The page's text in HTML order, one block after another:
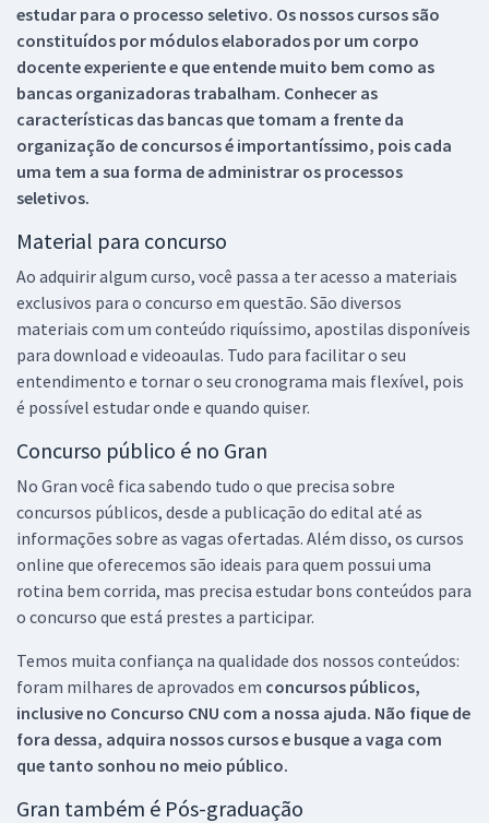
estudar para o processo seletivo. Os nossos cursos são
constituídos por módulos elaborados por um corpo
docente experiente e que entende muito bem como as
bancas organizadoras trabalham. Conhecer as
características das bancas que tomam a frente da
organização de concursos é importantíssimo, pois cada
uma tem a sua forma de administrar os processos
seletivos.
Material para concurso
Ao adquirir algum curso, você passa a ter acesso a materiais
exclusivos para o concurso em questão. São diversos
materiais com um conteúdo riquíssimo, apostilas disponíveis
para download e videoaulas. Tudo para facilitar o seu
entendimento e tornar o seu cronograma mais flexível, pois
é possível estudar onde e quando quiser.
Concurso público é no Gran
No Gran você fica sabendo tudo o que precisa sobre
concursos públicos, desde a publicação do edital até as
informações sobre as vagas ofertadas. Além disso, os cursos
online que oferecemos são ideais para quem possui uma
rotina bem corrida, mas precisa estudar bons conteúdos para
o concurso que está prestes a participar.
Temos muita confiança na qualidade dos nossos conteúdos:
foram milhares de aprovados em concursos públicos,
inclusive no Concurso CNU com a nossa ajuda. Não fique de
fora dessa, adquira nossos cursos e busque a vaga com
que tanto sonhou no meio público.
Gran também é Pós-graduação